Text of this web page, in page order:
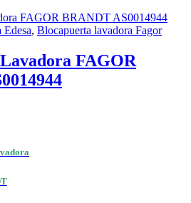
Edesa, Blocapuerta lavadora Fagor
FAGOR